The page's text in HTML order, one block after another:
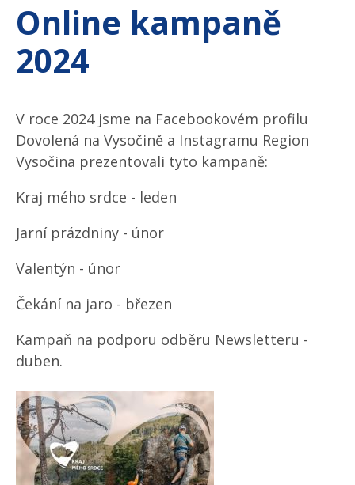
Online kampaně
2024
V roce 2024 jsme na Facebookovém profilu
Dovolená na Vysočině a Instagramu Region
Vysočina prezentovali tyto kampaně:
Kraj mého srdce - leden
Jarní prázdniny - únor
Valentýn - únor
Čekání na jaro - březen
Kampaň na podporu odběru Newsletteru -
duben.